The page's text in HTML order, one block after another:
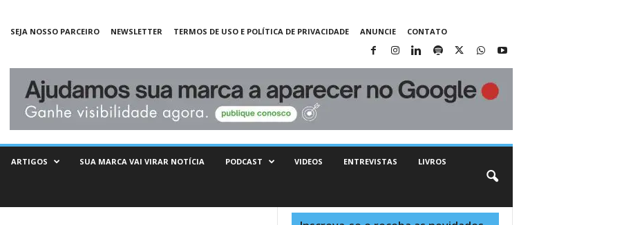
SEJA NOSSO PARCEIRO NEWSLETTER TERMOS DE USO E POLÍTICA DE PRIVACIDADE ANUNCIE CONTATO
ARTIGOS SUA MARCA VAI VIRAR NOTÍCIA PODCAST VIDEOS ENTREVISTAS LIVROS